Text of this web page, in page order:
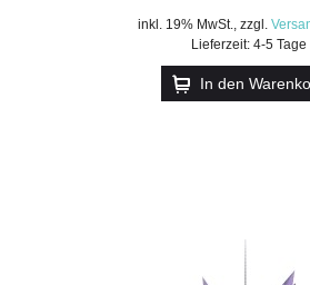
inkl. 19% MwSt., zzgl.
Lieferzeit: 4-5 Tage
In den